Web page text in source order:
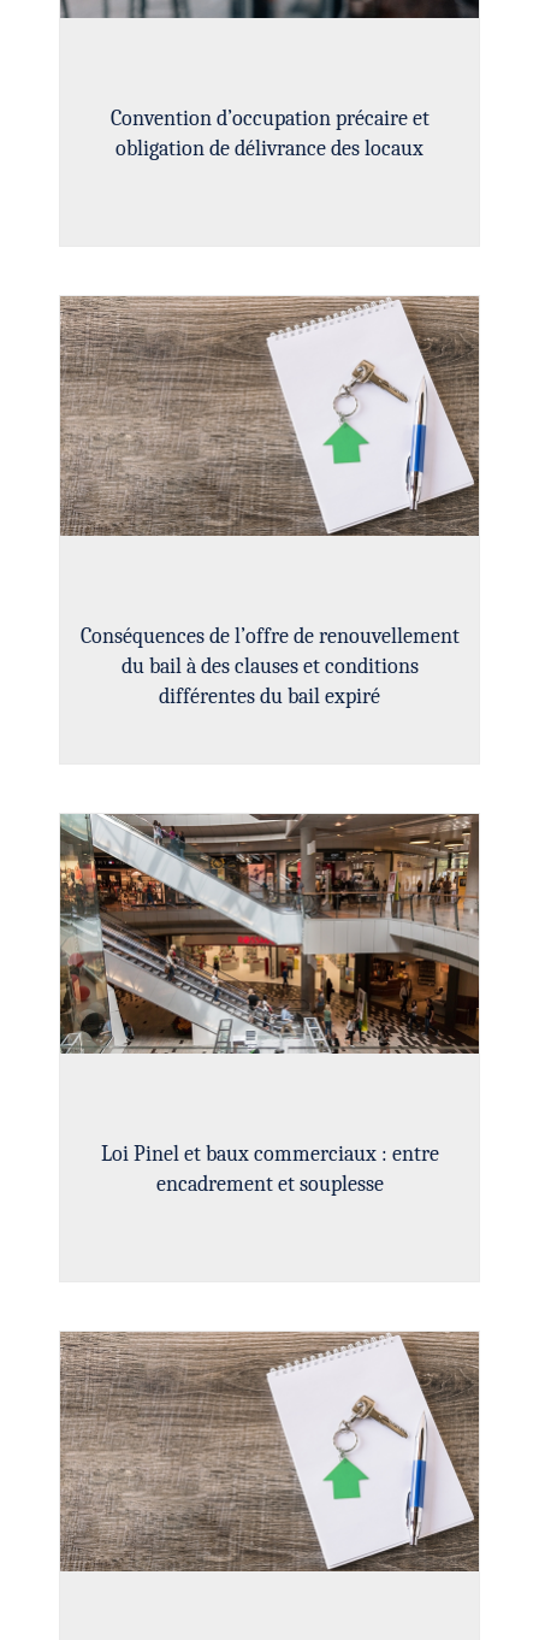
Convention d’occupation précaire et
obligation de délivrance des locaux
Conséquences de l’offre de renouvellement
du bail à des clauses et conditions
différentes du bail expiré
Loi Pinel et baux commerciaux : entre
encadrement et souplesse